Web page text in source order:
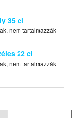
35 cl
nem tartalmazzák
22 cl
nem tartalmazzák